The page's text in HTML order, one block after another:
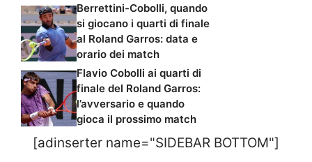
Berrettini-Cobolli, quando
si giocano i quarti di finale
al Roland Garros: data e
orario dei match
Flavio Cobolli ai quarti di
finale del Roland Garros:
l’avversario e quando
gioca il prossimo match
[adinserter name="SIDEBAR BOTTOM"]